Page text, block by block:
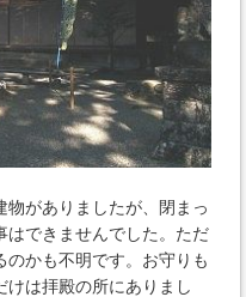
がありましたが、閉まっ
はできませんでした。ただ
かも不明です。お守りも
けは拝殿の所にありまし